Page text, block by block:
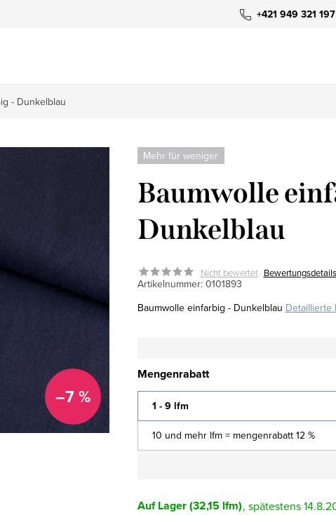
+421 949 321 197
- Dunkelblau
–7 %
Mehr für weniger
Baumwolle
Dunkelblau
Nicht bewertet Bewertungsdetails
Artikelnummer: 0101893
Baumwolle einfarbig - Dunkelblau Detaillierte
Mengenrabatt
1 - 9 lfm
10 und mehr lfm = mengenrabatt 12 %
Auf Lager(32,15 lfm)